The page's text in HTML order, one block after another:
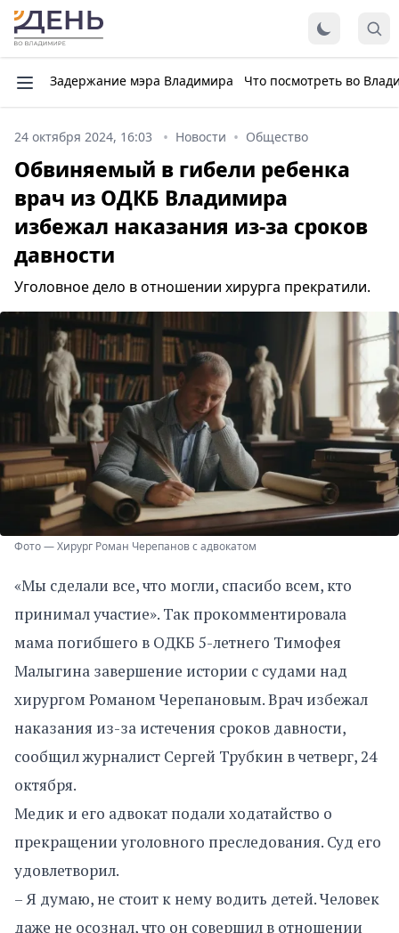
Задержание мэра Владимира Что посмотреть во
24 октября 2024, 16:03 Новости Общество
Обвиняемый в гибели ребенка
врач из ОДКБ Владимира
избежал наказания из-за сроков
давности
Уголовное дело в отношении хирурга прекратили.
Фото — Хирург Роман Черепанов с адвокатом
«Мы сделали все, что могли, спасибо всем, кто
принимал участие». Так прокомментировала
мама погибшего в ОДКБ 5-летнего Тимофея
Малыгина завершение истории с судами над
хирургом Романом Черепановым. Врач избежал
наказания из-за истечения сроков давности,
сообщил журналист Сергей Трубкин в четверг, 24
октября.
Медик и его адвокат подали ходатайство о
прекращении уголовного преследования. Суд его
удовлетворил.
– Я думаю, не стоит к нему водить детей. Человек
даже не осознал, что он совершил в отношении